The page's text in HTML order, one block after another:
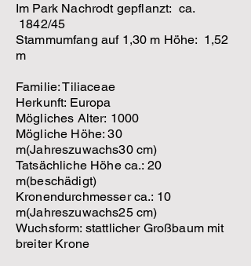
Im Park Nachrodt gepflanzt: ca.
1842/45
Stammumfang auf 1,30 m Höhe: 1,52
m
Familie: Tiliaceae
Herkunft: Europa
Mögliches Alter: 1000
Mögliche Höhe: 30
m(Jahreszuwachs30 cm)
Tatsächliche Höhe ca.: 20
m(beschädigt)
Kronendurchmesser ca.: 10
m(Jahreszuwachs25 cm)
Wuchsform: stattlicher Großbaum mit
breiter Krone